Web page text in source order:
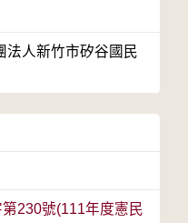
法人新竹市矽谷國民
230號(111年度憲民